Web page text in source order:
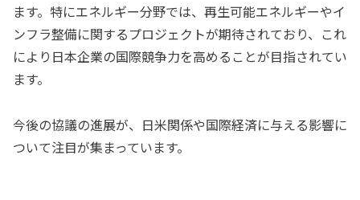
ます。特にエネルギー分野では、再生可能エネルギーやイ
ンフラ整備に関するプロジェクトが期待されており、これ
により日本企業の国際競争力を高めることが目指されてい
ます。
今後の協議の進展が、日米関係や国際経済に与える影響に
ついて注目が集まっています。